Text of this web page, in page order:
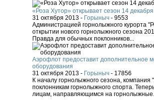
«Роза Хутор» открывает сезон 14 декабря
31 октября 2013 - Горыныч - 9553
Администрацией горнолыжного курорта
открытии нового горнолыжного сезона
Правда для обычных поклонников...
Аэрофлот предоставит дополнительное
оборудования
31 октября 2013 - Горыныч - 17856
К началу горнолыжного сезона,
поклонникам горнолыжного спорта.
лицам, направляющимся на